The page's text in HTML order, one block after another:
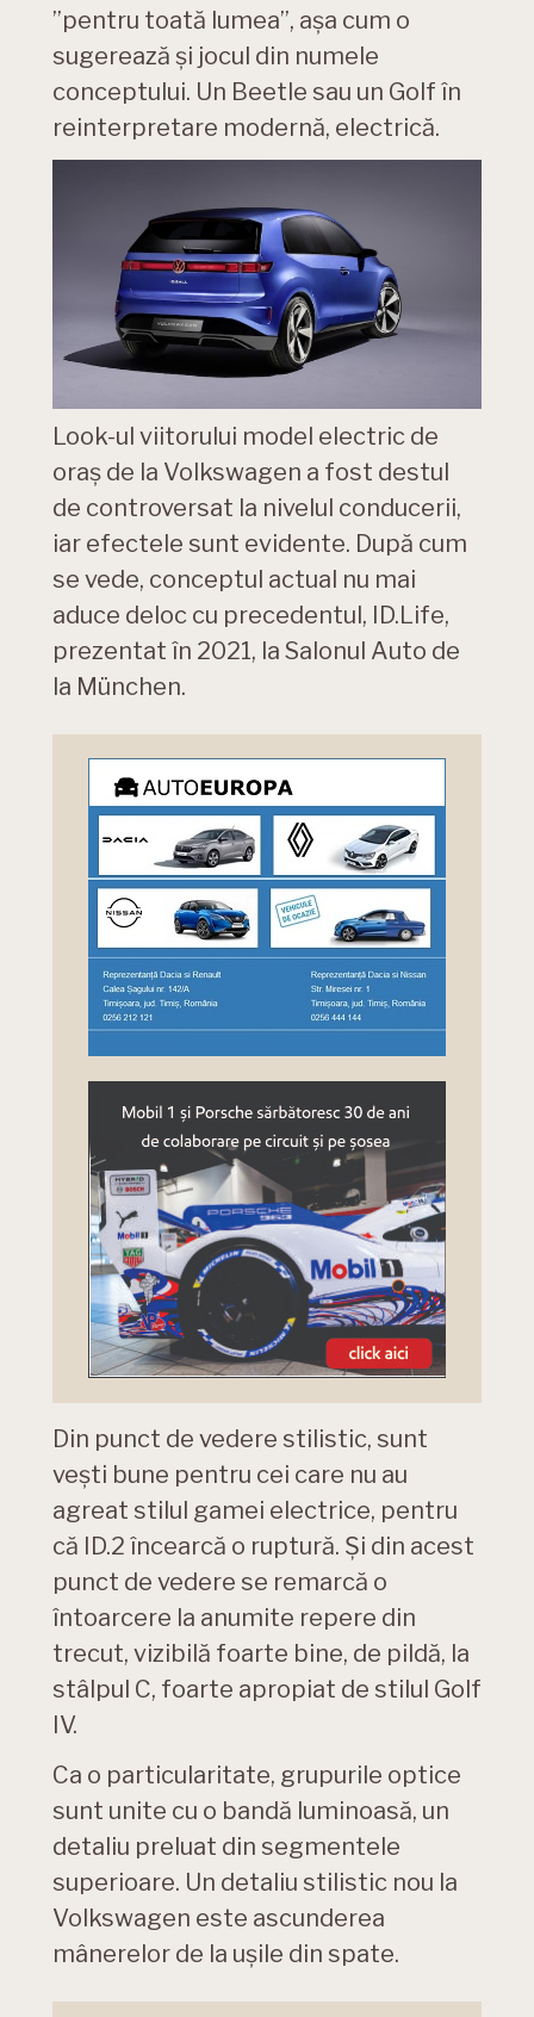
”pentru toată lumea”, așa cum o
sugerează și jocul din numele
conceptului. Un Beetle sau un Golf în
reinterpretare modernă, electrică.
Look-ul viitorului model electric de
oraș de la Volkswagen a fost destul
de controversat la nivelul conducerii,
iar efectele sunt evidente. După cum
se vede, conceptul actual nu mai
aduce deloc cu precedentul, ID.Life,
prezentat în 2021, la Salonul Auto de
la München.
Din punct de vedere stilistic, sunt
vești bune pentru cei care nu au
agreat stilul gamei electrice, pentru
că ID.2 încearcă o ruptură. Și din acest
punct de vedere se remarcă o
întoarcere la anumite repere din
trecut, vizibilă foarte bine, de pildă, la
stâlpul C, foarte apropiat de stilul Golf
IV.
Ca o particularitate, grupurile optice
sunt unite cu o bandă luminoasă, un
detaliu preluat din segmentele
superioare. Un detaliu stilistic nou la
Volkswagen este ascunderea
mânerelor de la ușile din spate.